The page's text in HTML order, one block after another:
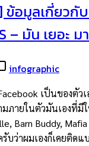
อมูลเกี่ยวกั
– มัน เยอะ ม
infographic
เป็นของตัว
มภายในตัวมันเองที่มี
Barn Buddy,
บว่าผมเองก็เคยติด